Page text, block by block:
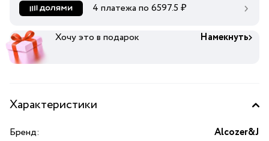
4 платежа по 6597.5 ₽
Хочу это в подарок Намекнуть
Характеристики
Бренд:
Alcozer&J